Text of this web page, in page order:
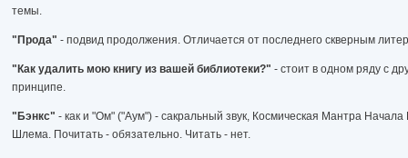
темы.
"Прода" - подвид продолжения. Отличается от последнего скверным
"Как удалить мою книгу из вашей библиотеки?" - стоит в одном ряду с
принципе.
"Бэнкс" - как и "Ом" ("Аум") - сакральный звук, Космическая Мантра
Шлема. Почитать - обязательно. Читать - нет.